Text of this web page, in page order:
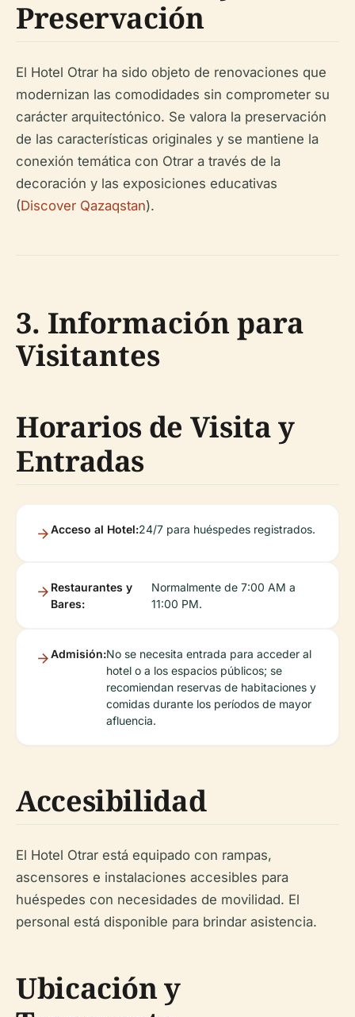
Preservación
El Hotel Otrar ha sido objeto de renovaciones que
modernizan las comodidades sin comprometer su
carácter arquitectónico. Se valora la preservación
de las características originales y se mantiene la
conexión temática con Otrar a través de la
decoración y las exposiciones educativas
(Discover Qazaqstan).
3. Información para
Visitantes
Horarios de Visita y
Entradas
Acceso al Hotel:24/7 para huéspedes registrados.
Restaurantes y
Bares:
Normalmente de 7:00 AM a
11:00 PM.
Admisión:No se necesita entrada para acceder al
hotel o a los espacios públicos; se
recomiendan reservas de habitaciones y
comidas durante los períodos de mayor
afluencia.
Accesibilidad
El Hotel Otrar está equipado con rampas,
ascensores e instalaciones accesibles para
huéspedes con necesidades de movilidad. El
personal está disponible para brindar asistencia.
Ubicación y